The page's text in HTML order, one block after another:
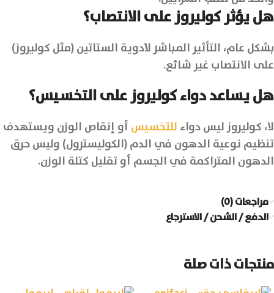
هل يؤثر كوليروز على الانتصاب؟
بشكل عام، التأثير المباشر لأدوية الستاتين (مثل كوليروز)
على الانتصاب غير شائع.
هل يساعد دواء كوليروز على التخسيس؟
لا، كوليروز ليس دواء للتخسيس أو إنقاص الوزن ويستهدف
تنظيم نوعية الدهون في الدم (الكوليسترول) وليس حرق
الدهون المتراكمة في الجسم أو تقليل كتلة الوزن.
مراجعات (0)
الدفع / الشحن / الاسترجاع
منتجات ذات صلة